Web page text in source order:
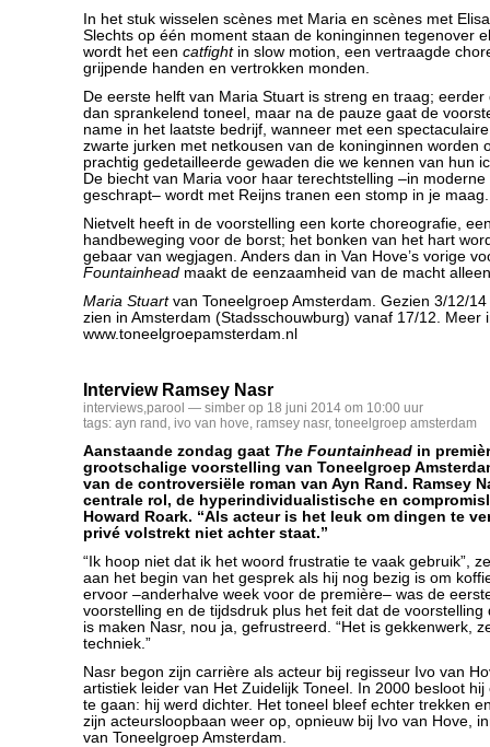
In het stuk wisselen scènes met Maria en scènes met
Slechts op één moment staan de koninginnen tegenover
wordt het een catfightin slow motion, een vertraagde
grijpende handen en vertrokken monden.
De eerste helft van Maria Stuart is streng en traag;
dan sprankelend toneel, maar na de pauze gaat de
name in het laatste bedrijf, wanneer met een
zwarte jurken met netkousen van de koninginnen worden
prachtig gedetailleerde gewaden die we kennen van hun
De biecht van Maria voor haar terechtstelling –in
geschrapt– wordt met Reijns tranen een stomp in je maag.
Nietvelt heeft in de voorstelling een korte choreografie,
handbeweging voor de borst; het bonken van het hart
gebaar van wegjagen. Anders dan in Van Hove’s vorige
Fountainhead maakt de eenzaamheid van de macht
Maria Stuartvan Toneelgroep Amsterdam. Gezien 3/12/14
zien in Amsterdam (Stadsschouwburg) vanaf 17/12. Meer
www.toneelgroepamsterdam.nl
Interview Ramsey Nasr
interviews,parool — simber op 18 juni 2014 om 10:00 uur
tags: ayn rand , ivo van hove, ramsey nasr, toneelgroep amsterdam
Aanstaande zondag gaat The Fountainhead in
grootschalige voorstelling van Toneelgroep
van de controversiële roman van Ayn Rand. Ramsey
centrale rol, de hyperindividualistische en
Howard Roark. “Als acteur is het leuk om dingen te
privé volstrekt niet achter staat.”
“Ik hoop niet dat ik het woord frustratie te vaak gebruik”,
aan het begin van het gesprek als hij nog bezig is om
ervoor –anderhalve week voor de première– was de
voorstelling en de tijdsdruk plus het feit dat de voorstelling
is maken Nasr, nou ja, gefrustreerd. “Het is gekkenwerk,
techniek.”
Nasr begon zijn carrière als acteur bij regisseur Ivo van
artistiek leider van Het Zuidelijk Toneel. In 2000 besloot
te gaan: hij werd dichter. Het toneel bleef echter trekken
zijn acteursloopbaan weer op, opnieuw bij Ivo van Hove,
van Toneelgroep Amsterdam.